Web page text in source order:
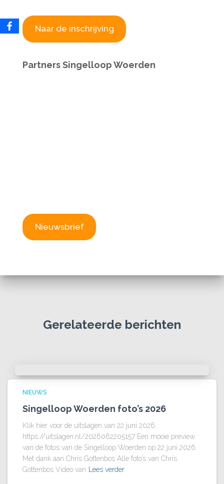
Naar de inschrijving
Partners Singelloop Woerden
Nieuwsbrief
Gerelateerde berichten
NIEUWS
Singelloop Woerden foto’s 2026
Klik hier voor de uitslagen van 22 juni 2026:
https://uitslagen.nl/2026062205157 Een mooie preview
van de fotos van de Singelloop Woerden op 22 juni 2026.
Met dank aan Chris Gottenbos Alle foto’s van Chris
Gottenbos Video van Lees verder